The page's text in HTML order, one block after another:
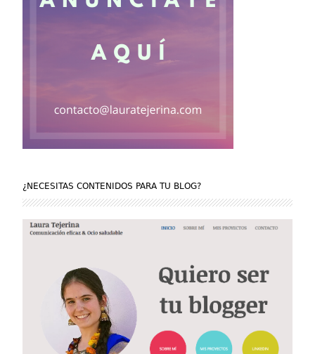
¿NECESITAS CONTENIDOS PARA TU BLOG?